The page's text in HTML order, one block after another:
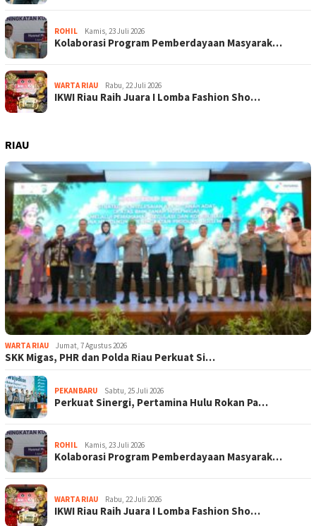
ROHIL Kamis, 23 Juli 2026
Kolaborasi Program Pemberdayaan Masyarak…
WARTA RIAU Rabu, 22 Juli 2026
IKWI Riau Raih Juara I Lomba Fashion Sho…
RIAU
WARTA RIAU Jumat, 7 Agustus 2026
SKK Migas, PHR dan Polda Riau Perkuat Si…
PEKANBARU Sabtu, 25 Juli 2026
Perkuat Sinergi, Pertamina Hulu Rokan Pa…
ROHIL Kamis, 23 Juli 2026
Kolaborasi Program Pemberdayaan Masyarak…
WARTA RIAU Rabu, 22 Juli 2026
IKWI Riau Raih Juara I Lomba Fashion Sho…